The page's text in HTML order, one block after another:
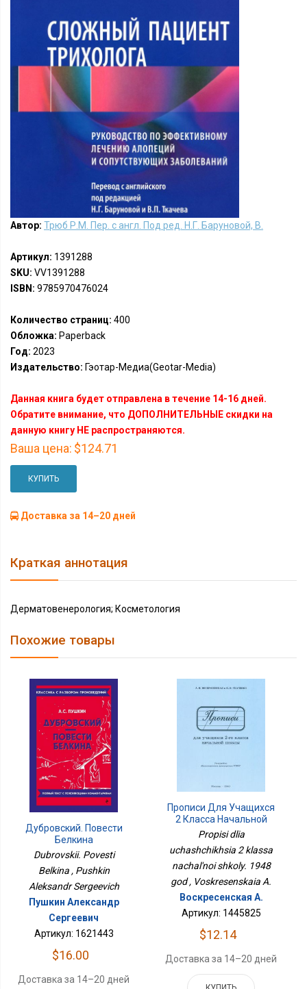
Автор: Трюб Р.М. Пер. с англ. Под ред. Н.Г. Баруновой, В.
Артикул: 1391288
SKU: VV1391288
ISBN: 9785970476024
Количество страниц: 400
Обложка: Paperback
Год: 2023
Издательство: Гэотар-Медиа(Geotar-Media)
Данная книга будет отправлена в течение 14-16 дней.
Обратите внимание, что ДОПОЛНИТЕЛЬНЫЕ скидки на
данную книгу НЕ распространяются.
Ваша цена: $124.71
КУПИТЬ
Доставка за 14–20 дней
Краткая аннотация
Дерматовенерология; Косметология
Похожие товары
Дубровский. Повести
Белкина
Dubrovskii. Povesti
Belkina , Pushkin
Aleksandr Sergeevich
Пушкин Александр
Сергеевич
Артикул: 1621443
$16.00
Доставка за 14–20 дней
Прописи Для Учащихся
2 Класса Начальной
Школы. 1948 Год
Propisi dlia
uchashchikhsia 2 klassa
nachal'noi shkoly. 1948
god , Voskresenskaia A.
Воскресенская А.
Артикул: 1445825
$12.14
Доставка за 14–20 дней